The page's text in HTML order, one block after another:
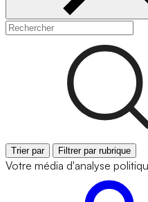
Trier par Filtrer par rubrique
Votre média d'analyse